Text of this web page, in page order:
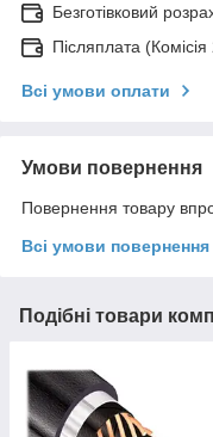
Безготівковий
Післяплата
Всі умови оплати
Умови повернення
Повернення товару
Всі умови повернення
Подібні товари